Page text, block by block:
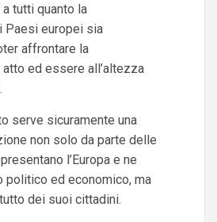
tutti quanto la
Paesi europei sia
affrontare la
ed essere all’altezza
serve sicuramente una
non solo da parte delle
l’Europa e ne
politico ed economico, ma
dei suoi cittadini.